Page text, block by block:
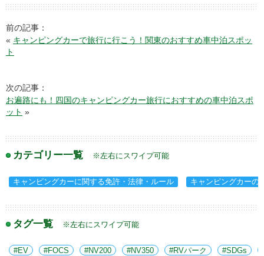
前の記事：
« キャンピングカーで旅行に行こう！関東のおすすめ車中泊スポッ
ト
次の記事：
お遍路にも！四国のキャンピングカー旅行におすすめの車中泊スポ
ット »
カテゴリー一覧 ※左右にスワイプ可能
キャンピングカーに関する免許・法律・ルール キャンピングカーの
タグ一覧 ※左右にスワイプ可能
EV FOCS NV200 NV350 RVパーク SDGs